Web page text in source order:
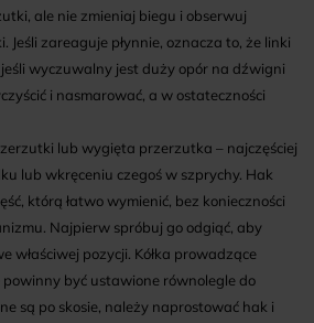
ale nie zmieniaj biegu i obserwuj
Jeśli zareaguje płynnie, oznacza to, że linki
jeśli wyczuwalny jest duży opór na dźwigni
i nasmarować, a w ostateczności
lub wygięta przerzutka – najczęściej
lub wkręceniu czegoś w szprychy. Hak
którą łatwo wymienić, bez konieczności
Najpierw spróbuj go odgiąć, aby
właściwej pozycji. Kółka prowadzące
powinny być ustawione równolegle do
są po skosie, należy naprostować hak i